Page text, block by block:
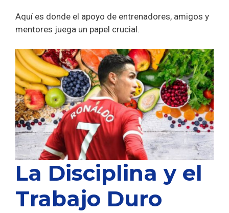
Aquí es donde el apoyo de entrenadores, amigos y
mentores juega un papel crucial.
La Disciplina y el
Trabajo Duro